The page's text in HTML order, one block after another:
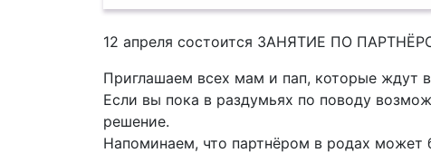
12 апреля состоится ЗАНЯТИЕ ПО
Приглашаем всех мам и пап, которые ждут
Если вы пока в раздумьях по поводу
решение.
Напоминаем, что партнёром в родах может